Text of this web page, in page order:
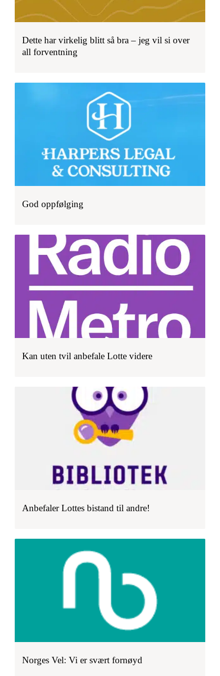
Dette har virkelig blitt så bra – jeg vil si over
all forventning
God oppfølging
Kan uten tvil anbefale Lotte videre
Anbefaler Lottes bistand til andre!
Norges Vel: Vi er svært fornøyd